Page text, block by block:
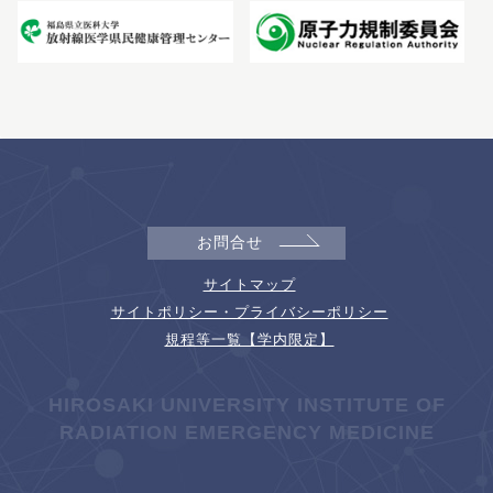
お問合せ
サイトマップ
サイトポリシー・プライバシーポリシー
規程等一覧【学内限定】
HIROSAKI UNIVERSITY INSTITUTE OF
RADIATION EMERGENCY MEDICINE